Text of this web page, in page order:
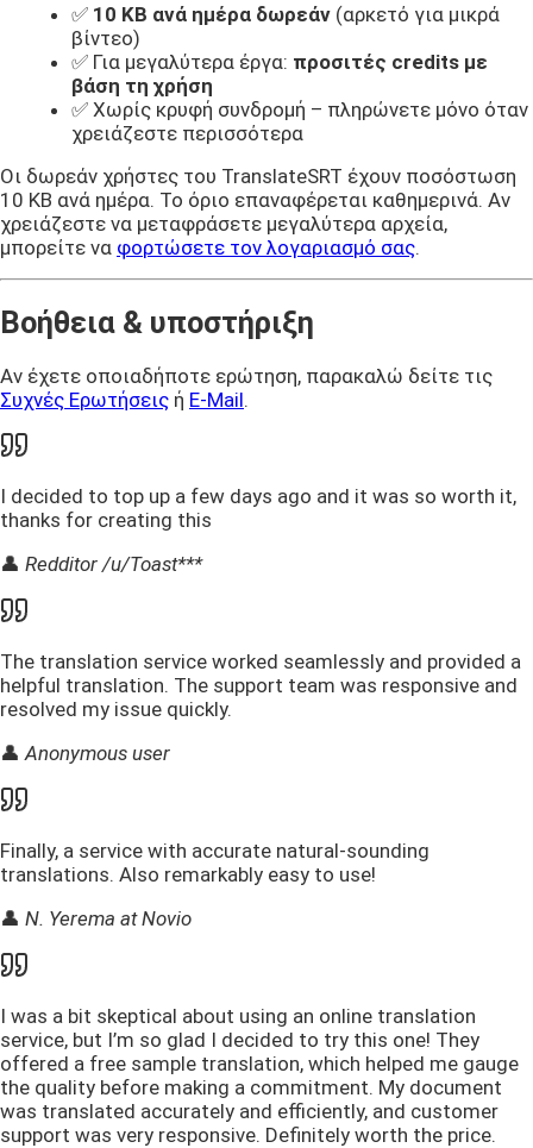
✅ 10 KB ανά ημέρα δωρεάν (αρκετό για μικρά
βίντεο)
✅ Για μεγαλύτερα έργα: προσιτές credits με
βάση τη χρήση
✅ Χωρίς κρυφή συνδρομή – πληρώνετε μόνο όταν
χρειάζεστε περισσότερα
Οι δωρεάν χρήστες του TranslateSRT έχουν ποσόστωση
10 KB ανά ημέρα. Το όριο επαναφέρεται καθημερινά. Αν
χρειάζεστε να μεταφράσετε μεγαλύτερα αρχεία,
μπορείτε να φορτώσετε τον λογαριασμό σας.
Βοήθεια & υποστήριξη
Αν έχετε οποιαδήποτε ερώτηση, παρακαλώ δείτε τις
Συχνές Ερωτήσεις ή E-Mail.
I decided to top up a few days ago and it was so worth it,
thanks for creating this
👤 Redditor /u/Toast***
The translation service worked seamlessly and provided a
helpful translation. The support team was responsive and
resolved my issue quickly.
👤 Anonymous user
Finally, a service with accurate natural-sounding
translations. Also remarkably easy to use!
👤 N. Yerema at Novio
I was a bit skeptical about using an online translation
service, but I’m so glad I decided to try this one! They
offered a free sample translation, which helped me gauge
the quality before making a commitment. My document
was translated accurately and efficiently, and customer
support was very responsive. Definitely worth the price.